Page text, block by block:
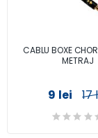
CABLU BOXE
METRAJ
9 lei 17